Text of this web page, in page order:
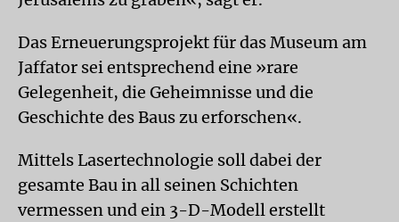
Das Erneuerungsprojekt für das Museum am
Jaffator sei entsprechend eine »rare
Gelegenheit, die Geheimnisse und die
Geschichte des Baus zu erforschen«.
Mittels Lasertechnologie soll dabei der
gesamte Bau in all seinen Schichten
vermessen und ein 3-D-Modell erstellt